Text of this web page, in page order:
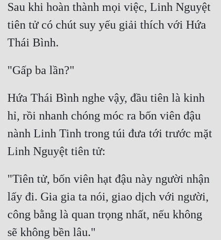
Sau khi hoàn thành mọi việc, Linh Nguyệt
tiên tử có chút suy yếu giải thích với Hứa
Hứa Thái Bình nghe vậy, đầu tiên là kinh
hỉ, rồi nhanh chóng móc ra bốn viên đậu
nành Linh Tinh trong túi đưa tới trước mặt
"Tiên tử, bốn viên hạt đậu này người nhận
lấy đi. Gia gia ta nói, giao dịch với người,
công bằng là quan trọng nhất, nếu không